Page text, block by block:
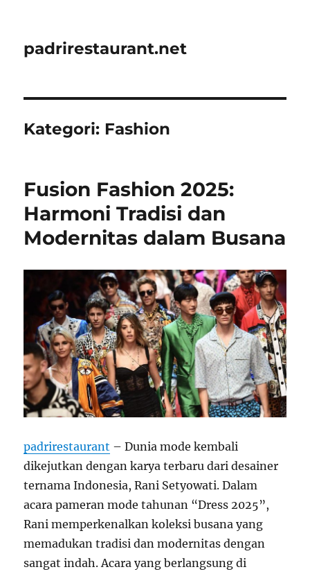
padrirestaurant.net
Kategori: Fashion
Fusion Fashion 2025:
Harmoni Tradisi dan
Modernitas dalam Busana
padrirestaurant – Dunia mode kembali
dikejutkan dengan karya terbaru dari desainer
ternama Indonesia, Rani Setyowati. Dalam
acara pameran mode tahunan “Dress 2025”,
Rani memperkenalkan koleksi busana yang
memadukan tradisi dan modernitas dengan
sangat indah. Acara yang berlangsung di